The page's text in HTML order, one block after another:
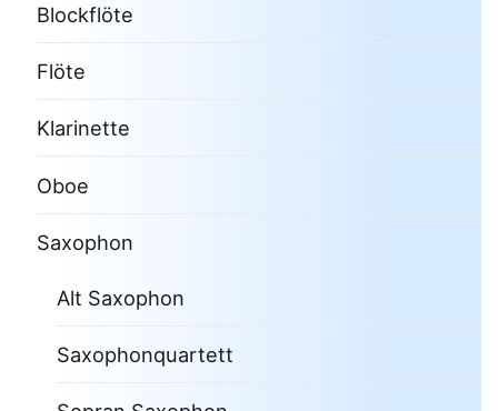
Blockflöte
Flöte
Klarinette
Oboe
Saxophon
Alt Saxophon
Saxophonquartett